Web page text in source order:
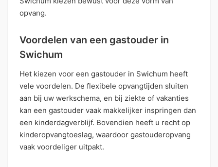
opvang.
Voordelen van een gastouder in
Swichum
Het kiezen voor een gastouder in Swichum heeft
vele voordelen. De flexibele opvangtijden sluiten
aan bij uw werkschema, en bij ziekte of vakanties
kan een gastouder vaak makkelijker inspringen dan
een kinderdagverblijf. Bovendien heeft u recht op
kinderopvangtoeslag, waardoor gastouderopvang
vaak voordeliger uitpakt.